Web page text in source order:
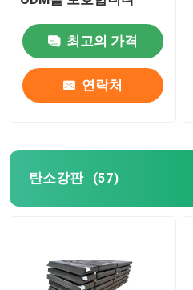
최고의 가격
연락처
탄소강판 (57)